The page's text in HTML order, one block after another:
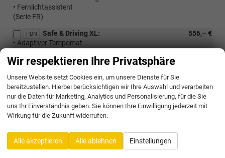
• Fernlichtassistent
(Serie FR)
PDN 556,– €
Safe & Driving XL:
• Adaptiver Tempomat
• Front Assist (Kollisionswarnung)
• Side Assist
• Spurhalteassistent
• Stauassistent
PTP
Trend Plus Paket:
• Ambientebeleuchtung in den Luftausströmern
• Automatisch abblendender Innenspiegel
Wir respektieren Ihre Privatsphäre
Unsere Website setzt Cookies ein, um unsere Dienste für Sie
bereitzustellen. Hierbei berücksichtigen wir Ihre Auswahl und verarbeiten
nur die Daten für Marketing, Analytics und Personalisierung, für die Sie
uns Ihr Einverständnis geben. Sie können Ihre Einwilligung jederzeit mit
Wirkung für die Zukunft widerrufen.
Alle akzeptieren Alle ablehnen Einstellungen